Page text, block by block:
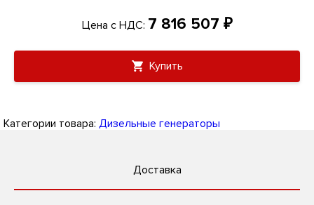
Цена с НДС: 7 816 507 ₽
Купить
Категории товара: Дизельные генераторы
Доставка